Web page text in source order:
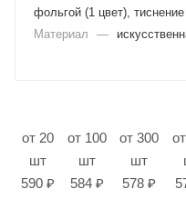
фольгой (1 цвет),
Материал
—
от 20
шт
590 ₽
от 100
шт
584 ₽
от 300
шт
578 ₽